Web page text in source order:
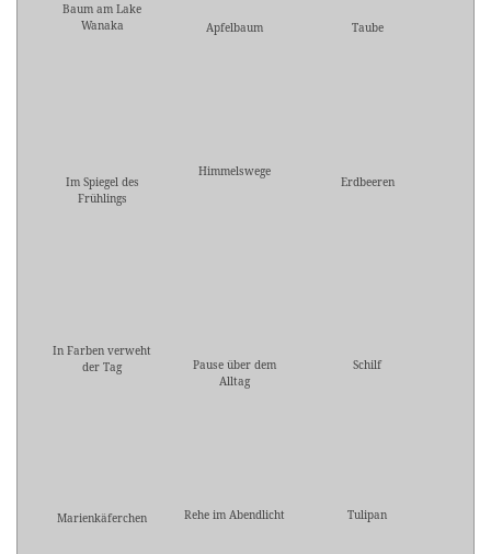
Baum am Lake
Wanaka
Apfelbaum Taube
Im Spiegel des
Frühlings
Himmelswege
Erdbeeren
In Farben verweht
der Tag
Pause über dem
Alltag
Schilf
Marienkäferchen Rehe im Abendlicht Tulipan